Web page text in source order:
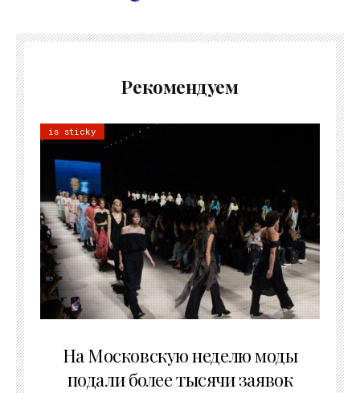
Рекомендуем
is sticky
На Московскую неделю моды
подали более тысячи заявок